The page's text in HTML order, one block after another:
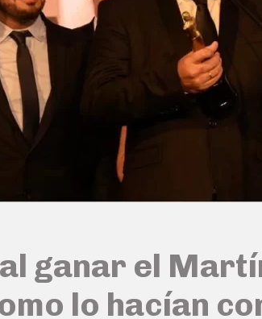
ganar el
lo hacían